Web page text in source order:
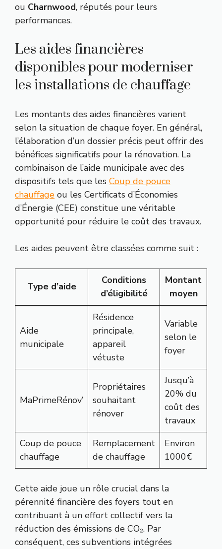
ou Charnwood, réputés pour leurs
performances.
Les aides financières
disponibles pour moderniser
les installations de chauffage
Les montants des aides financières varient
selon la situation de chaque foyer. En général,
l’élaboration d’un dossier précis peut offrir des
bénéfices significatifs pour la rénovation. La
combinaison de l’aide municipale avec des
dispositifs tels que les Coup de pouce
chauffage ou les Certificats d’Économies
d’Énergie (CEE) constitue une véritable
opportunité pour réduire le coût des travaux.
Les aides peuvent être classées comme suit :
Type d’aide
Conditions
d’éligibilité
Montant
moyen
Aide
municipale
Résidence
principale,
appareil
vétuste
Variable
selon le
foyer
MaPrimeRénov’
Propriétaires
souhaitant
rénover
Jusqu’à
20% du
coût des
travaux
Coup de pouce
chauffage
Remplacement
de chauffage
Environ
1000€
Cette aide joue un rôle crucial dans la
pérennité financière des foyers tout en
contribuant à un effort collectif vers la
réduction des émissions de CO₂. Par
conséquent, ces subventions intégrées